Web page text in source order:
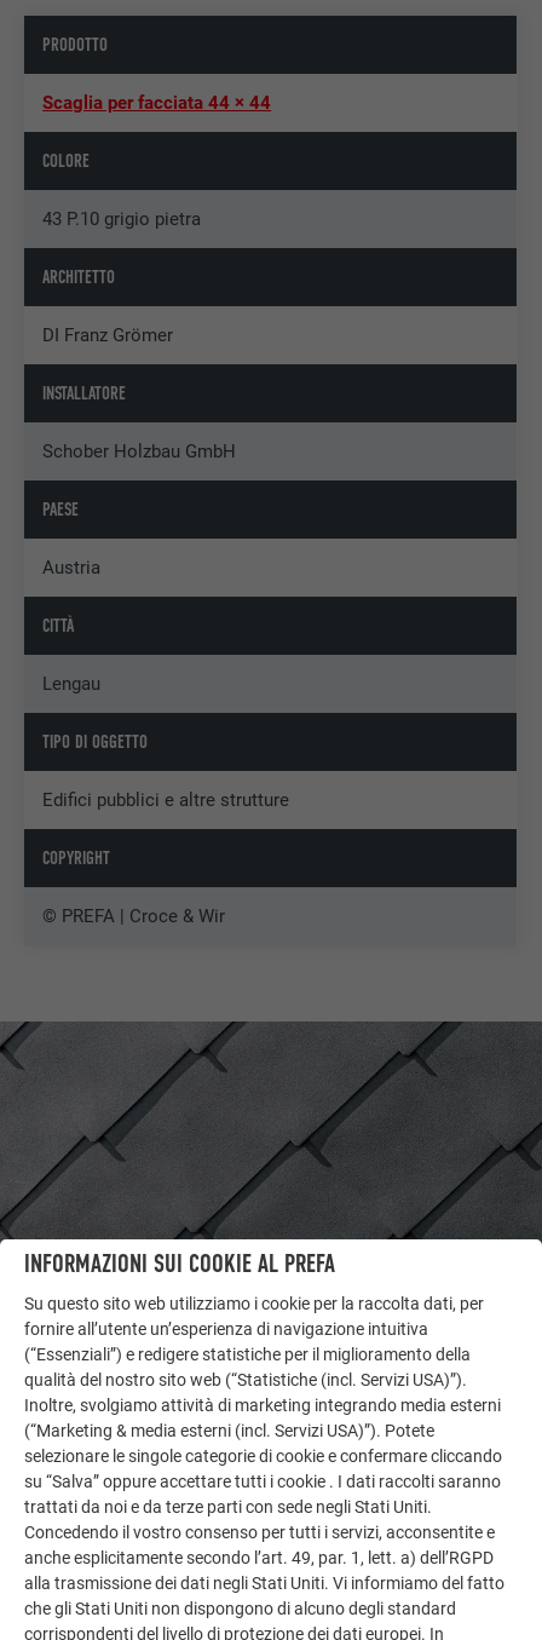
PRODOTTO
Scaglia per facciata 44 × 44
COLORE
43 P.10 grigio pietra
ARCHITETTO
DI Franz Grömer
INSTALLATORE
Schober Holzbau GmbH
PAESE
Austria
CITTÀ
Lengau
TIPO DI OGGETTO
Edifici pubblici e altre strutture
COPYRIGHT
© PREFA | Croce & Wir
LASCIATI ISPIRARE
ALTRI OGGETTI
La galleria di riferimento PREFA mostra la versatilità
dell’alluminio. Scoprite altri progetti straordinari con le
soluzioni in alluminio durevoli di PREFA per tetti,
impianti solari e facciate.
GUARDA ALTRE REFERENZE
INFORMAZIONI SUI COOKIE AL PREFA
Su questo sito web utilizziamo i cookie per la raccolta dati, per
fornire all’utente un’esperienza di navigazione intuitiva
(“Essenziali”) e redigere statistiche per il miglioramento della
qualità del nostro sito web (“Statistiche (incl. Servizi USA)”).
Inoltre, svolgiamo attività di marketing integrando media esterni
(“Marketing & media esterni (incl. Servizi USA)”). Potete
selezionare le singole categorie di cookie e confermare cliccando
su “Salva” oppure accettare tutti i cookie . I dati raccolti saranno
trattati da noi e da terze parti con sede negli Stati Uniti.
Concedendo il vostro consenso per tutti i servizi, acconsentite e
anche esplicitamente secondo l’art. 49, par. 1, lett. a) dell’RGPD
alla trasmissione dei dati negli Stati Uniti. Vi informiamo del fatto
che gli Stati Uniti non dispongono di alcuno degli standard
corrispondenti del livello di protezione dei dati europei. In